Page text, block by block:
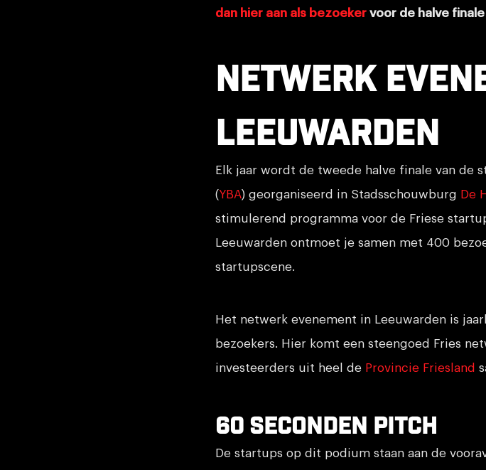
dan hier aan als bezoeker voor de halve
Netwerk
Leeuwarden
Elk jaar wordt de tweede halve finale van de
(YBA) georganiseerd in Stadsschouwburg De
stimulerend programma voor de Friese
Leeuwarden ontmoet je samen met 400
startupscene.
Het netwerk evenement in Leeuwarden is
bezoekers. Hier komt een steengoed Fries
investeerders uit heel de Provincie Friesland
60 seconden pitch
De startups op dit podium staan aan de